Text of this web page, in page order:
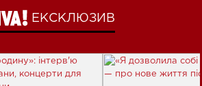
ЕКСКЛЮЗИВ